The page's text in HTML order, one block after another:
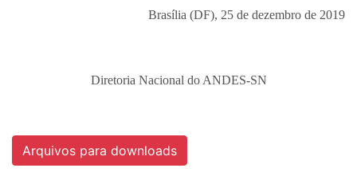
Brasília (DF), 25 de dezembro de 2019
Diretoria Nacional do ANDES-SN
Arquivos para downloads